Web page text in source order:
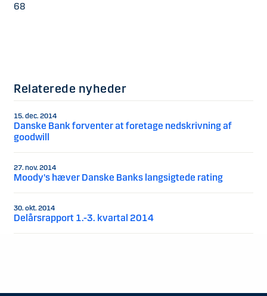
68
Relaterede nyheder
15. dec. 2014
Danske Bank forventer at foretage nedskrivning af
goodwill
27. nov. 2014
Moody's hæver Danske Banks langsigtede rating
30. okt. 2014
Delårsrapport 1.-3. kvartal 2014